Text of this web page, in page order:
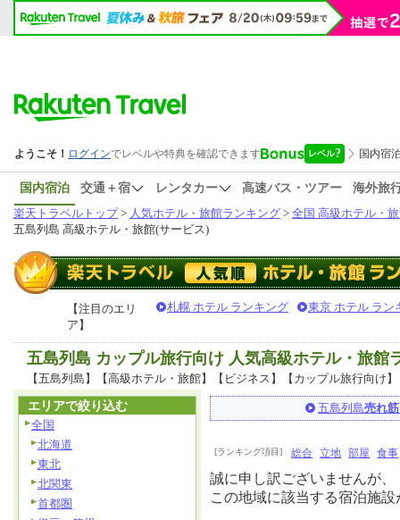
国内宿泊 交通＋宿 レンタカー 高速バス・ツアー
海外旅
楽天トラベルトップ> 人気ホテル・旅館ランキング > 全国 高級ホテル・
五島列島 高級ホテル・旅館(サービス)
【注目のエリ
ア】
札幌 ホテル ランキング 東京 ホテル ラン
五島列島 カップル旅行向け 人気高級ホテル・旅館
【五島列島】【高級ホテル・旅館】【ビジネス】【カップル旅行向け
五島列島売れ筋
[ランキング項目] 総合 立地 部屋 食事
誠に申し訳ございませんが、
この地域に該当する宿泊施
エリアで絞り込む
全国
北海道
東北
北関東
首都圏